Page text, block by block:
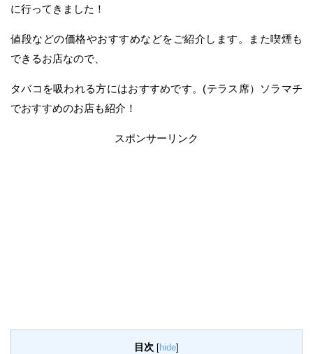
に行ってきました！
値段などの価格やおすすめなどをご紹介します。また喫煙も
できるお店なので、
タバコを吸われる方にはおすすめです。(テラス席）ソラマチ
でおすすめのお店も紹介！
スポンサーリンク
目次 [hide]